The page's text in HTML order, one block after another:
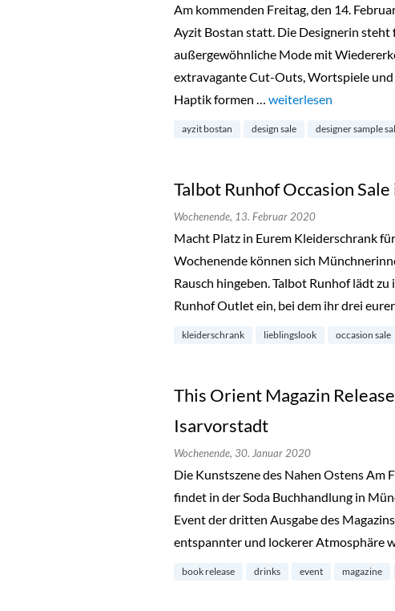
Am kommenden Freitag, den 14.
Ayzit Bostan statt. Die Designerin steht
außergewöhnliche Mode mit
extravagante Cut-Outs, Wortspiele
Haptik formen … „Ayzit Bostan Sample
weiterlesen
ayzit bostan design sale designer sample
Talbot Runhof Occasion
Wochenende, 13. Februar 2020
Macht Platz in Eurem Kleiderschrank
Wochenende können sich
Rausch hingeben. Talbot Runhof lädt
Runhof Outlet ein, bei dem ihr drei
kleiderschrank lieblingslook occasion sale
This Orient Magazin
Isarvorstadt
Wochenende, 30. Januar 2020
Die Kunstszene des Nahen Ostens Am
findet in der Soda Buchhandlung in
Event der dritten Ausgabe des
entspannter und lockerer Atmosphäre
book release drinks event magazine